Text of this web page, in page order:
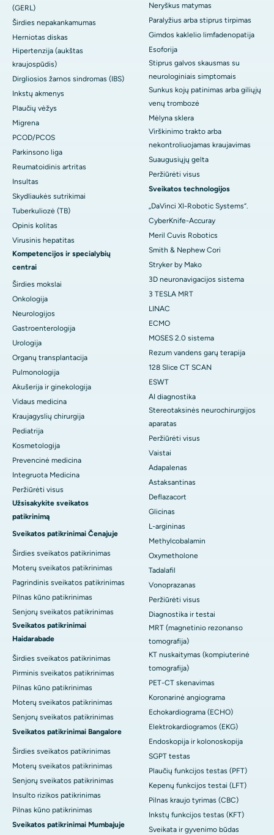
(GERL)
Širdies nepakankamumas
Herniotas diskas
Hipertenzija (aukštas
kraujospūdis)
Dirgliosios žarnos sindromas (IBS)
Inkstų akmenys
Plaučių vėžys
Migrena
PCOD/PCOS
Parkinsono liga
Reumatoidinis artritas
Insultas
Skydliaukės sutrikimai
Tuberkuliozė (TB)
Opinis kolitas
Virusinis hepatitas
Kompetencijos ir specialybių
centrai
Širdies mokslai
Onkologija
Neurologijos
Gastroenterologija
Urologija
Organų transplantacija
Pulmonologija
Akušerija ir ginekologija
Vidaus medicina
Kraujagyslių chirurgija
Pediatrija
Kosmetologija
Prevencinė medicina
Integruota Medicina
Peržiūrėti visus
Užsisakykite sveikatos
patikrinimą
Sveikatos patikrinimai Čenajuje
Širdies sveikatos patikrinimas
Moterų sveikatos patikrinimas
Pagrindinis sveikatos patikrinimas
Pilnas kūno patikrinimas
Senjorų sveikatos patikrinimas
Sveikatos patikrinimai
Haidarabade
Širdies sveikatos patikrinimas
Pirminis sveikatos patikrinimas
Pilnas kūno patikrinimas
Moterų sveikatos patikrinimas
Senjorų sveikatos patikrinimas
Sveikatos patikrinimai Bangalore
Širdies sveikatos patikrinimas
Moterų sveikatos patikrinimas
Senjorų sveikatos patikrinimas
Insulto rizikos patikrinimas
Pilnas kūno patikrinimas
Sveikatos patikrinimai Mumbajuje
Neryškus matymas
Paralyžius arba stiprus tirpimas
Gimdos kaklelio limfadenopatija
Esoforija
Stiprus galvos skausmas su
neurologiniais simptomais
Sunkus kojų patinimas arba giliųjų
venų trombozė
Mėlyna sklera
Virškinimo trakto arba
nekontroliuojamas kraujavimas
Suaugusiųjų gelta
Peržiūrėti visus
Sveikatos technologijos
„DaVinci XI-Robotic Systems“.
CyberKnife-Accuray
Meril Cuvis Robotics
Smith & Nephew Cori
Stryker by Mako
3D neuronavigacijos sistema
3 TESLA MRT
LINAC
ECMO
MOSES 2.0 sistema
Rezum vandens garų terapija
128 Slice CT SCAN
ESWT
AI diagnostika
Stereotaksinės neurochirurgijos
aparatas
Peržiūrėti visus
Vaistai
Adapalenas
Astaksantinas
Deflazacort
Glicinas
L-argininas
Methylcobalamin
Oxymetholone
Tadalafil
Vonoprazanas
Peržiūrėti visus
Diagnostika ir testai
MRT (magnetinio rezonanso
tomografija)
KT nuskaitymas (kompiuterinė
tomografija)
PET-CT skenavimas
Koronarinė angiograma
Echokardiograma (ECHO)
Elektrokardiogramos (EKG)
Endoskopija ir kolonoskopija
SGPT testas
Plaučių funkcijos testas (PFT)
Kepenų funkcijos testai (LFT)
Pilnas kraujo tyrimas (CBC)
Inkstų funkcijos testas (KFT)
Sveikata ir gyvenimo būdas